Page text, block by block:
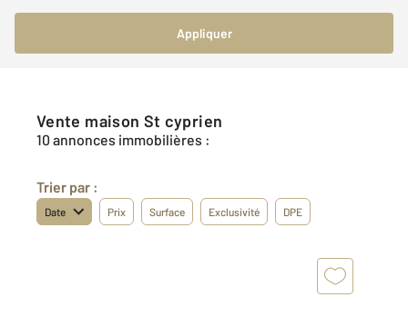
Appliquer
Vente maison St cyprien
10 annonces immobilières :
Trier par :
Date Prix Surface Exclusivité DPE